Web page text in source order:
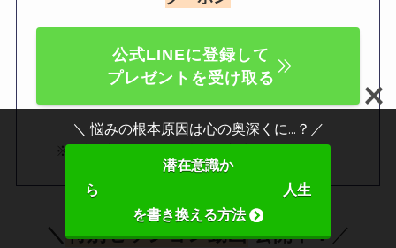
公式LINEに登録して
プレゼントを受け取る
※電話番号など個人情報の入力は不要です 。
＼ 特別セッション動画公開中！ ／
＼ 悩みの根本原因は心の奥深くに...？／
潜在意識か
ら 人生
を書き換える方法